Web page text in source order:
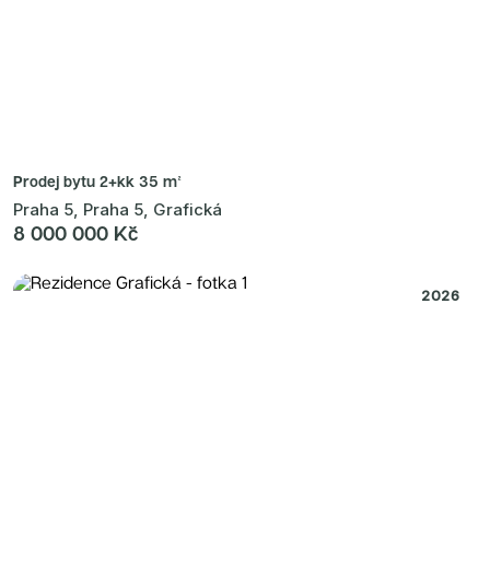
Prodej bytu 2+kk 35 m²
Praha 5, Praha 5, Grafická
8 000 000 Kč
2026